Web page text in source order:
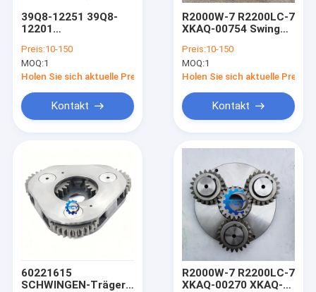
39Q8-12251 39Q8-
12201
mit Zahnrad-SONNEN
Nr. 2 für hx300 r300-9
Preis:10-150
MOQ:1
Holen Sie sich aktuelle Preis
Kontakt
R2000W-7 R2200LC-7
XKAQ-00754 Swing
Träger Assy XKAQ-
00010
Preis:10-150
MOQ:1
Holen Sie sich aktuelle Preis
Kontakt
60221615
SCHWINGEN-Träger-
R2000W-7 R2200LC-7
XKAQ-00270 XKAQ-